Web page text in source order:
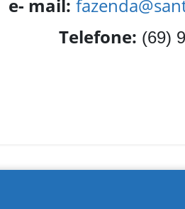
e- mail:
Telefone: (69)